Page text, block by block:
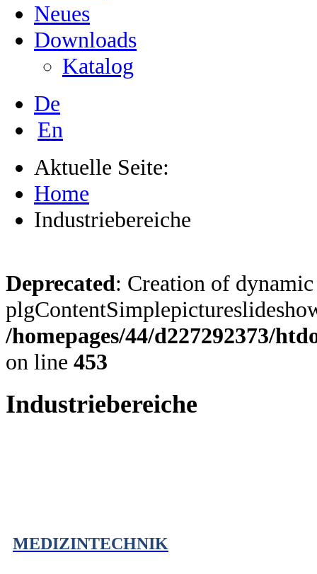
Neues
Downloads
Katalog
De
En
Aktuelle Seite:
Home
Industriebereiche
Deprecated: Creation of
/homepages/44/d227292373/
on line 453
Industriebereiche
MEDIZINTECHNIK